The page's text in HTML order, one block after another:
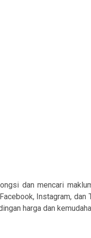
dan mencari
Instagram, dan
harga dan